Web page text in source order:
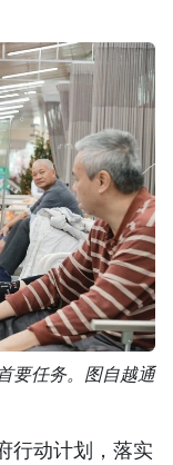
要任务。图自越通
动计划，落实